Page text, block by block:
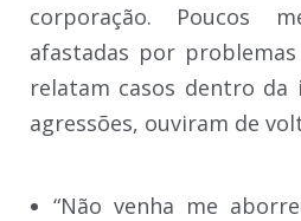
corporação. Poucos
afastadas por
relatam casos dentro da
agressões, ouviram de
“Não venha me